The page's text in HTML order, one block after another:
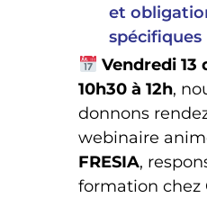
et
spécifiques
Vendredi 13
10h30 à 12h,
donnons
webinaire
FRESIA,
formation chez